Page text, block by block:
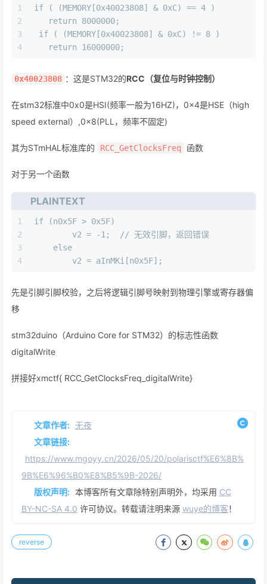
1
2
3
4
if ( (MEMORY[0x40023808] & 0xC) == 4 )
   return 8000000;
if ( (MEMORY[0x40023808] & 0xC) != 8 )
   return 16000000;
0x40023808 ：这是STM32的RCC（复位与时钟控制）
在stm32标准中0x0是HSI(频率一般为16HZ)，0x4是HSE（high
speed external）,0x8(PLL，频率不固定)
其为STmHAL标准库的 RCC_GetClocksFreq 函数
对于另一个函数
PLAINTEXT
1
2
3
4
if (n0x5F > 0x5F)
        v2 = -1;  // 无效引脚，返回错误
    else
        v2 = aInMKi[n0x5F];
先是引脚引脚校验，之后将逻辑引脚号映射到物理引擎或寄存器偏
移
stm32duino（Arduino Core for STM32）的标志性函数
digitalWrite
拼接好xmctf{ RCC_GetClocksFreq_digitalWrite}
文章作者: 无夜
文章链接:
https://www.mgoyy.cn/2026/05/20/polarisctf%E6%8B%
9B%E6%96%B0%E8%B5%9B-2026/
版权声明: 本博客所有文章除特别声明外，均采用 CC
BY-NC-SA 4.0 许可协议。转载请注明来源 wuye的博客！
reverse